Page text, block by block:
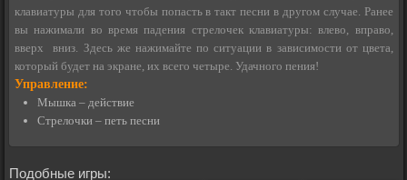
клавиатуры для того чтобы попасть в такт песни в другом случае. Ранее
вы нажимали во время падения стрелочек клавиатуры: влево, вправо,
вверх вниз. Здесь же нажимайте по ситуации в зависимости от цвета,
который будет на экране, их всего четыре. Удачного пения!
Управление:
Мышка – действие
Стрелочки – петь песни
Подобные игры: